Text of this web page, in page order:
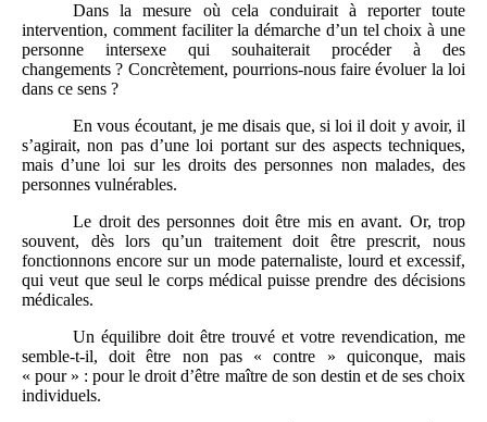
Dans la mesure où cela conduirait à reporter toute
intervention, comment faciliter la démarche d’un tel choix à une
personne intersexe qui souhaiterait procéder à des
changements ? Concrètement, pourrions-nous faire évoluer la loi
dans ce sens ?
En vous écoutant, je me disais que, si loi il doit y avoir, il
s’agirait, non pas d’une loi portant sur des aspects techniques,
mais d’une loi sur les droits des personnes non malades, des
personnes vulnérables.
Le droit des personnes doit être mis en avant. Or, trop
souvent, dès lors qu’un traitement doit être prescrit, nous
fonctionnons encore sur un mode paternaliste, lourd et excessif,
qui veut que seul le corps médical puisse prendre des décisions
médicales.
Un équilibre doit être trouvé et votre revendication, me
semble-t-il, doit être non pas « contre » quiconque, mais
« pour » : pour le droit d’être maître de son destin et de ses choix
individuels.